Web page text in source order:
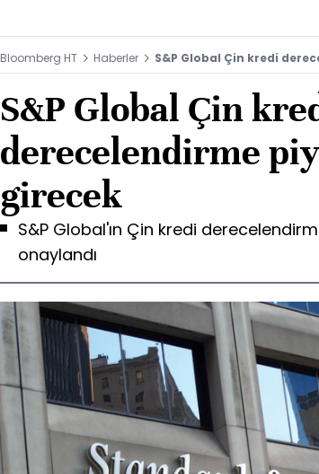
Bloomberg HT Haberler S&P Global Çin kredi
S&P Global Çin
derecelendirme
girecek
S&P Global'ın Çin kredi
onaylandı